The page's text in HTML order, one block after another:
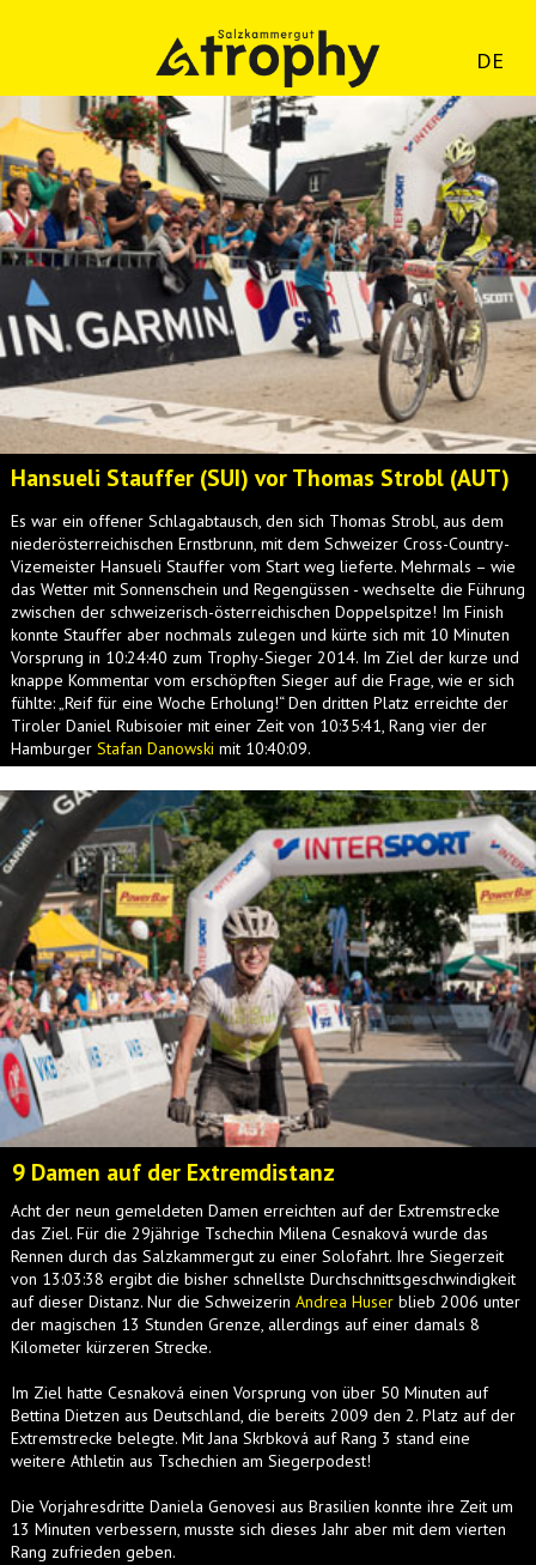
DE
Hansueli Stauffer (SUI) vor Thomas Strobl (AUT)
Es war ein offener Schlagabtausch, den sich Thomas Strobl, aus dem
niederösterreichischen Ernstbrunn, mit dem Schweizer Cross-Country-
Vizemeister Hansueli Stauffer vom Start weg lieferte. Mehrmals – wie
das Wetter mit Sonnenschein und Regengüssen - wechselte die Führung
zwischen der schweizerisch-österreichischen Doppelspitze! Im Finish
konnte Stauffer aber nochmals zulegen und kürte sich mit 10 Minuten
Vorsprung in 10:24:40 zum Trophy-Sieger 2014. Im Ziel der kurze und
knappe Kommentar vom erschöpften Sieger auf die Frage, wie er sich
fühlte: „Reif für eine Woche Erholung!“ Den dritten Platz erreichte der
Tiroler Daniel Rubisoier mit einer Zeit von 10:35:41, Rang vier der
Hamburger Stafan Danowski mit 10:40:09.
9 Damen auf der Extremdistanz
Acht der neun gemeldeten Damen erreichten auf der Extremstrecke
das Ziel. Für die 29jährige Tschechin Milena Cesnaková wurde das
Rennen durch das Salzkammergut zu einer Solofahrt. Ihre Siegerzeit
von 13:03:38 ergibt die bisher schnellste Durchschnittsgeschwindigkeit
auf dieser Distanz. Nur die Schweizerin Andrea Huser blieb 2006 unter
der magischen 13 Stunden Grenze, allerdings auf einer damals 8
Kilometer kürzeren Strecke.
Im Ziel hatte Cesnaková einen Vorsprung von über 50 Minuten auf
Bettina Dietzen aus Deutschland, die bereits 2009 den 2. Platz auf der
Extremstrecke belegte. Mit Jana Skrbková auf Rang 3 stand eine
weitere Athletin aus Tschechien am Siegerpodest!
Die Vorjahresdritte Daniela Genovesi aus Brasilien konnte ihre Zeit um
13 Minuten verbessern, musste sich dieses Jahr aber mit dem vierten
Rang zufrieden geben.